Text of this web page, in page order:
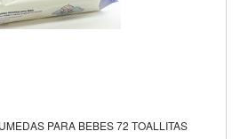
PARA BEBES 72 TOALLITAS